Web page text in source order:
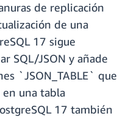
de replicación
de una
17 sigue
SQL/JSON y añade
`JSON_TABLE` que
una tabla
17 también